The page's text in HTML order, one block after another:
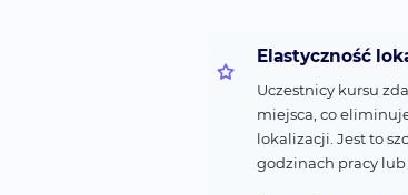
Elastyczność
Uczestnicy kursu
miejsca, co
lokalizacji. Jest to
godzinach pracy lub